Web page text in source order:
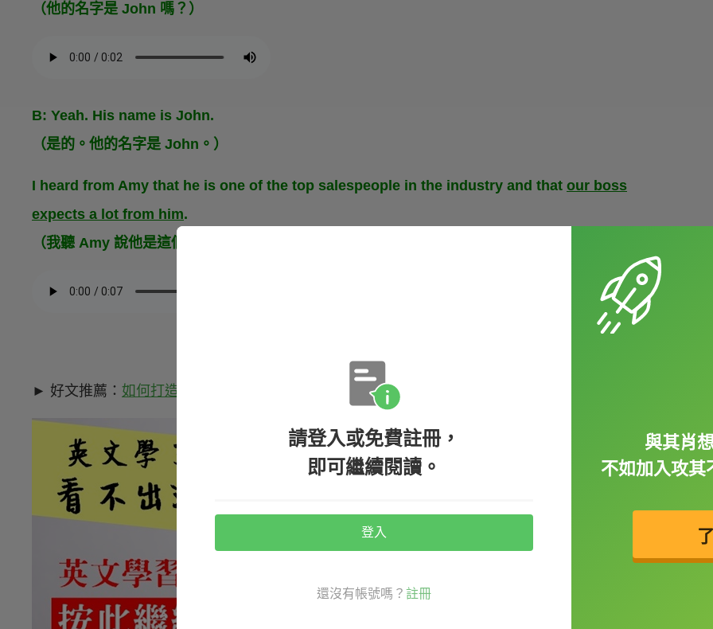
（他的名字是 John 嗎？）
B: Yeah. His name is John.
（是的。他的名字是 John。）
I heard from Amy that he is one of the top salespeople in the industry and that our boss
expects a lot from him.
（我聽 Amy 說他是這個產業的頂尖業務員之一，而且我們老闆對他有很高的期待。）
► 好文推薦： 如何打造英文腦？這個學英文的方法，讓我跟老外聊天不困擾！
請登入或免費註冊，
即可繼續閱讀。
登入
還沒有帳號嗎？ 註冊
與其肖
不如加入攻其